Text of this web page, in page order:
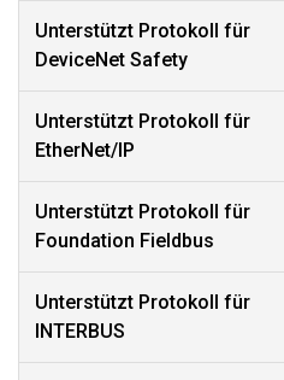
Unterstützt Protokoll für
DeviceNet Safety
Unterstützt Protokoll für
EtherNet/IP
Unterstützt Protokoll für
Foundation Fieldbus
Unterstützt Protokoll für
INTERBUS